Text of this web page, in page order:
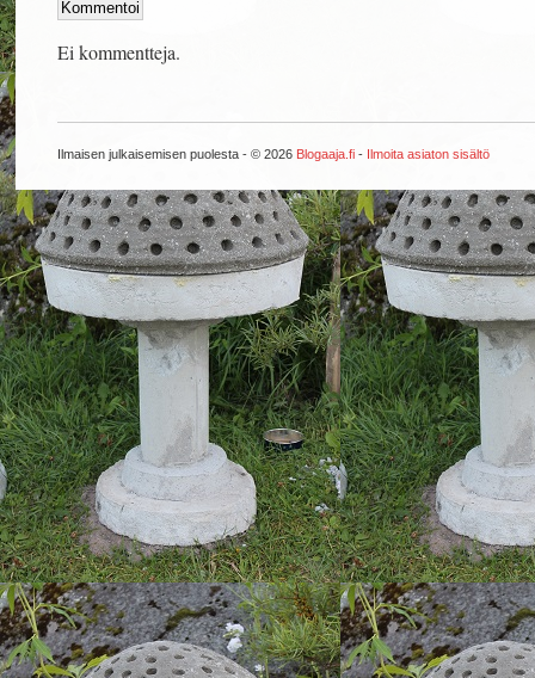
Ei kommentteja.
Ilmaisen julkaisemisen puolesta - © 2026 Blogaaja.fi- Ilmoita asiaton sisältö